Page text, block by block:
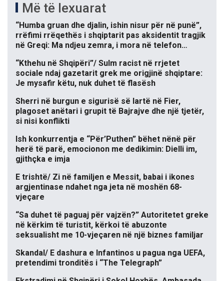
Më të lexuarat
“Humba gruan dhe djalin, ishin nisur për në punë”,
rrëfimi rrëqethës i shqiptarit pas aksidentit tragjik
në Greqi: Ma ndjeu zemra, i mora në telefon…
“Kthehu në Shqipëri”/ Sulm racist në rrjetet
sociale ndaj gazetarit grek me origjinë shqiptare:
Je mysafir këtu, nuk duhet të flasësh
Sherri në burgun e sigurisë së lartë në Fier,
plagoset anëtari i grupit të Bajrajve dhe një tjetër,
si nisi konflikti
Ish konkurrentja e “Për’Puthen” bëhet nënë për
herë të parë, emocionon me dedikimin: Dielli im,
gjithçka e imja
E trishtë/ Zi në familjen e Messit, babai i ikones
argjentinase ndahet nga jeta në moshën 68-
vjeçare
“Sa duhet të paguaj për vajzën?” Autoritetet greke
në kërkim të turistit, kërkoi të abuzonte
seksualisht me 10-vjeçaren në një biznes familjar
Skandal/ E dashura e Infantinos u pagua nga UEFA,
pretendimi tronditës i “The Telegraph”